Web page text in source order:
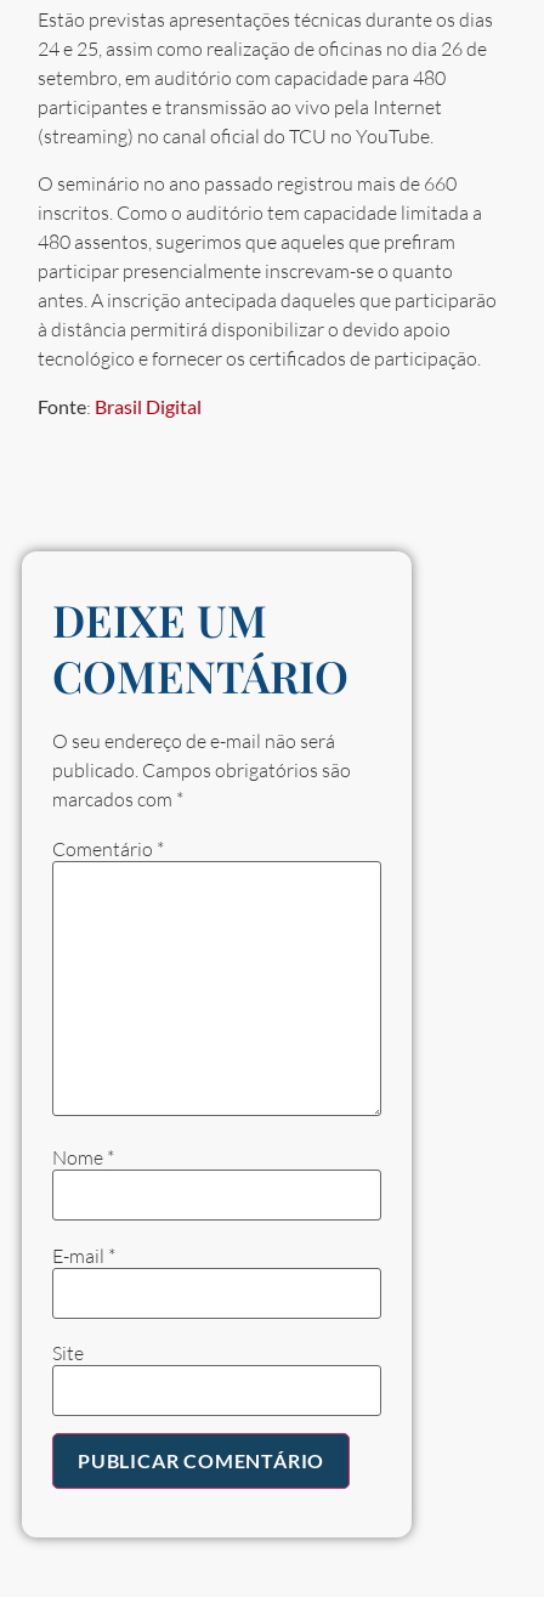
Estão previstas apresentações técnicas durante os dias
24 e 25, assim como realização de oficinas no dia 26 de
setembro, em auditório com capacidade para 480
participantes e transmissão ao vivo pela Internet
(streaming) no canal oficial do TCU no YouTube.
O seminário no ano passado registrou mais de 660
inscritos. Como o auditório tem capacidade limitada a
480 assentos, sugerimos que aqueles que prefiram
participar presencialmente inscrevam-se o quanto
antes. A inscrição antecipada daqueles que participarão
à distância permitirá disponibilizar o devido apoio
tecnológico e fornecer os certificados de participação.
Fonte: Brasil Digital
DEIXE UM
COMENTÁRIO
O seu endereço de e-mail não será
publicado. Campos obrigatórios são
marcados com *
Comentário *
Nome *
E-mail *
Site